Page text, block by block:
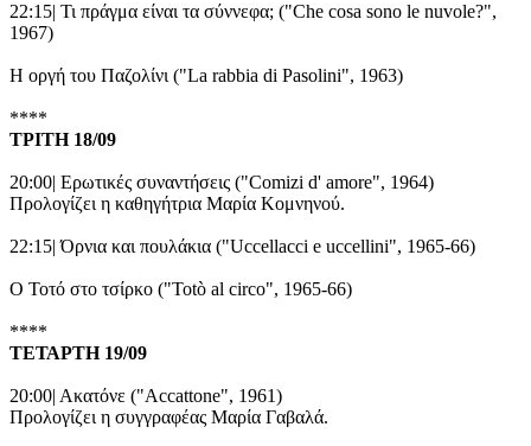
22:15| Τι πράγμα είναι τα σύννεφα; ("Che cosa sono le nuvole?",
1967)
Η οργή του Παζολίνι ("La rabbia di Pasolini", 1963)
****
ΤΡΙΤΗ 18/09
20:00| Ερωτικές συναντήσεις ("Comizi d' amore", 1964)
Προλογίζει η καθηγήτρια Μαρία Κομνηνού.
22:15| Όρνια και πουλάκια ("Uccellacci e uccellini", 1965-66)
Ο Τοτό στο τσίρκο ("Totò al circo", 1965-66)
****
ΤΕΤΑΡΤΗ 19/09
20:00| Ακατόνε ("Accattone", 1961)
Προλογίζει η συγγραφέας Μαρία Γαβαλά.